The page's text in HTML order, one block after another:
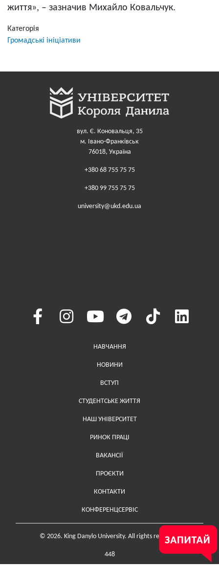
життя», – зазначив Михайло Ковальчук.
Категорія
Громадські ініціативи
вул. Є. Коновальця, 35
м. Івано-Франківськ
76018, Україна
+380 68 755 75 75
+380 99 755 75 75
university@ukd.edu.ua
Меню у хедері
НАВЧАННЯ
НОВИНИ
ВСТУП
СТУДЕНТСЬКЕ ЖИТТЯ
НАШ УНІВЕРСИТЕТ
РИНОК ПРАЦІ
ВАКАНСІЇ
ПРОЄКТИ
Меню у футері (додаткове)
КОНТАКТИ
КОНФЕРЕНЦСЕРВІС
© 2026. King Danylo University. All rights reserved.
448